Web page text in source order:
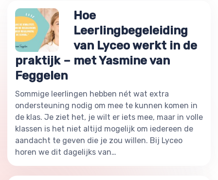
Hoe
Leerlingbegeleiding
van Lyceo werkt in de
praktijk – met Yasmine van
Feggelen
Sommige leerlingen hebben nét wat extra
ondersteuning nodig om mee te kunnen komen in
de klas. Je ziet het, je wilt er iets mee, maar in volle
klassen is het niet altijd mogelijk om iedereen de
aandacht te geven die je zou willen. Bij Lyceo
horen we dit dagelijks van…